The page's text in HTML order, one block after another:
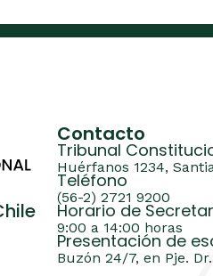
Contacto
Tribunal
Huérfanos 1234,
Teléfono
(56-2) 2721 9200
Horario de
9:00 a 14:00 horas
Presentación de
Buzón 24/7, en Pje.